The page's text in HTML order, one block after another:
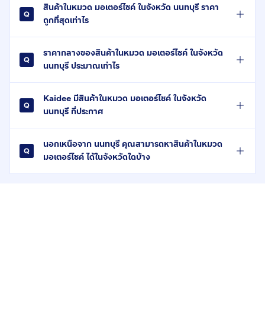
สินค้าในหมวด มอเตอร์ไซค์ ในจังหวัด นนทบุรี ราคา
ถูกที่สุดเท่าไร
ราคากลางของสินค้าในหมวด มอเตอร์ไซค์ ในจังหวัด
นนทบุรี ประมาณเท่าไร
Kaidee มีสินค้าในหมวด มอเตอร์ไซค์ ในจังหวัด
นนทบุรี กี่ประกาศ
นอกเหนือจาก นนทบุรี คุณสามารถหาสินค้าในหมวด
มอเตอร์ไซค์ ได้ในจังหวัดใดบ้าง